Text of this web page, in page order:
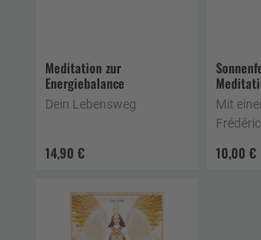
Meditation zur
Energiebalance
14,90 €
Dein Lebensweg
10,00 €
Mit